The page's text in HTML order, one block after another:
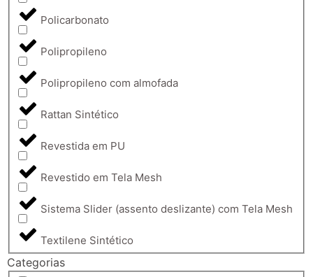
Policarbonato
Polipropileno
Polipropileno com almofada
Rattan Sintético
Revestida em PU
Revestido em Tela Mesh
Sistema Slider (assento deslizante) com Tela Mesh
Textilene Sintético
Categorias